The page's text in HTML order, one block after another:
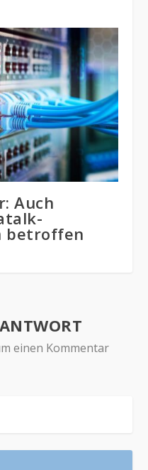
Auch
betroffen
einen Kommentar